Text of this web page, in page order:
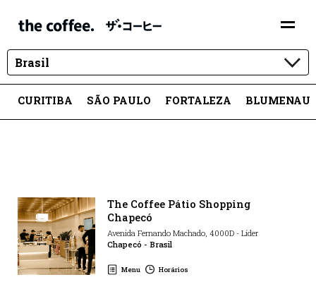
Brasil
CURITIBA SÃO PAULO FORTALEZA BLUMENAU
The Coffee Pátio Shopping
Chapecó
Avenida Fernando Machado, 4000D- Líder
Chapecó - Brasil
Menu Horários